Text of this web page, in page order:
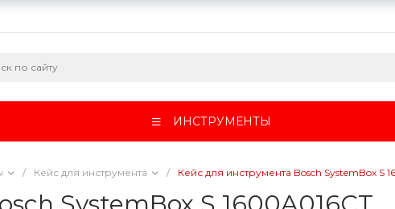
ИНСТРУМЕНТЫ
/ Кейс для инструмента / Кейс для инструмента Bosch SystemBox S